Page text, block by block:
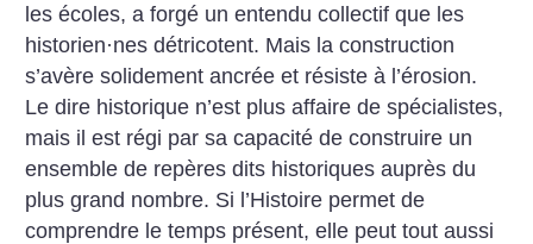
les écoles, a forgé un entendu collectif que les
historien·nes détricotent. Mais la construction
s’avère solidement ancrée et résiste à l’érosion.
Le dire historique n’est plus affaire de spécialistes,
mais il est régi par sa capacité de construire un
ensemble de repères dits historiques auprès du
plus grand nombre. Si l’Histoire permet de
comprendre le temps présent, elle peut tout aussi